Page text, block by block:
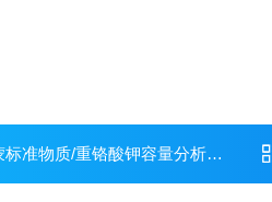
分析用溶液标准物质c(1/6K2Cr2O7):0.1mol/L=c(K2Cr2O7):0.0167mol/L(药典浓度)45mL